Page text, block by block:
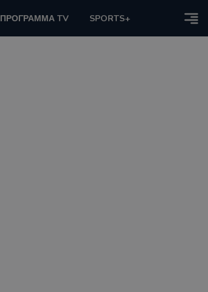
ΠΡΟΓΡΑΜΜΑ TV SPORTS+